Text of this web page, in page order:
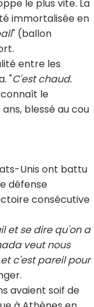
le plus vite. La
immortalisée en
" (ballon
entre les
"C'est chaud.
le
blessé au cou
Unis ont battu
défense
consécutive
et se dire qu'on a
veut nous
c'est pareil pour
avaient soif de